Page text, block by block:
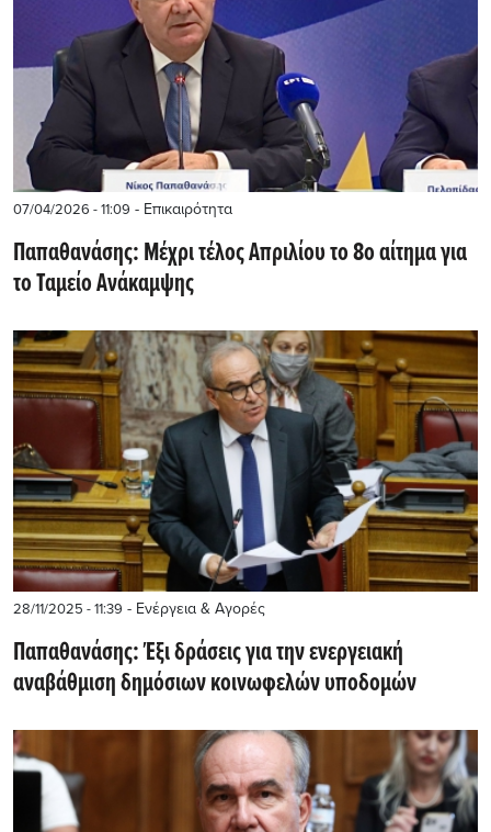
07/04/2026 - 11:09 - Επικαιρότητα
Παπαθανάσης: Μέχρι τέλος Απριλίου το 8ο αίτημα για
το Ταμείο Ανάκαμψης
28/11/2025 - 11:39 - Ενέργεια & Αγορές
Παπαθανάσης: Έξι δράσεις για την ενεργειακή
αναβάθμιση δημόσιων κοινωφελών υποδομών